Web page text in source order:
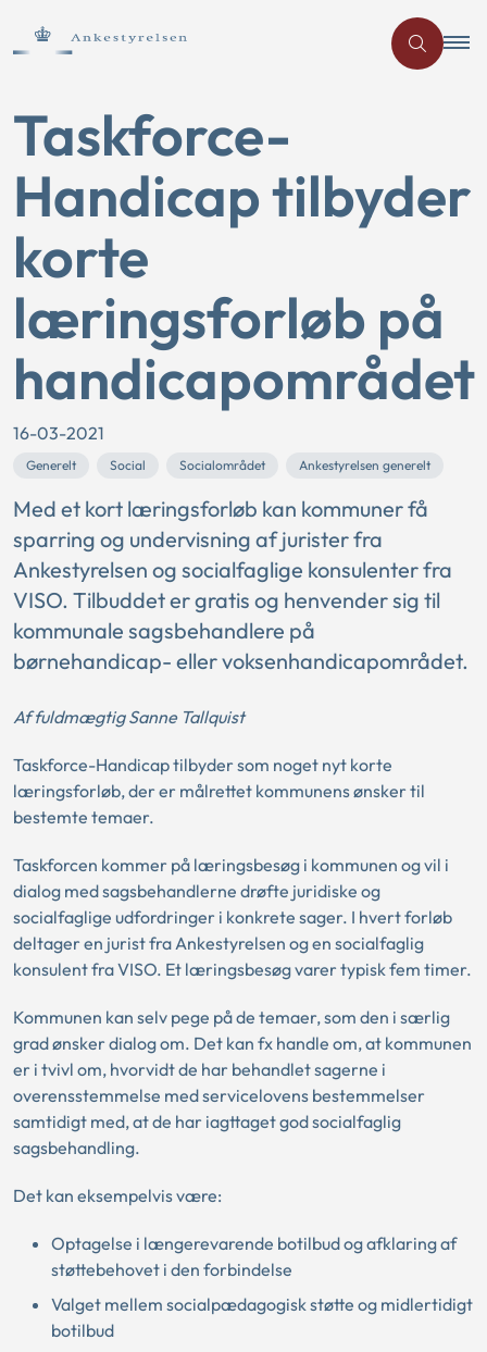
Taskforce-
Handicap tilbyder
korte
læringsforløb på
handicapområdet
16-03-2021
Generelt Social Socialområdet Ankestyrelsen generelt
Med et kort læringsforløb kan kommuner få
sparring og undervisning af jurister fra
Ankestyrelsen og socialfaglige konsulenter fra
VISO. Tilbuddet er gratis og henvender sig til
kommunale sagsbehandlere på
børnehandicap- eller voksenhandicapområdet.
Af fuldmægtig Sanne Tallquist
Taskforce-Handicap tilbyder som noget nyt korte
læringsforløb, der er målrettet kommunens ønsker til
bestemte temaer.
Taskforcen kommer på læringsbesøg i kommunen og vil i
dialog med sagsbehandlerne drøfte juridiske og
socialfaglige udfordringer i konkrete sager. I hvert forløb
deltager en jurist fra Ankestyrelsen og en socialfaglig
konsulent fra VISO. Et læringsbesøg varer typisk fem timer.
Kommunen kan selv pege på de temaer, som den i særlig
grad ønsker dialog om. Det kan fx handle om, at kommunen
er i tvivl om, hvorvidt de har behandlet sagerne i
overensstemmelse med servicelovens bestemmelser
samtidigt med, at de har iagttaget god socialfaglig
sagsbehandling.
Det kan eksempelvis være:
Optagelse i længerevarende botilbud og afklaring af
støttebehovet i den forbindelse
Valget mellem socialpædagogisk støtte og midlertidigt
botilbud